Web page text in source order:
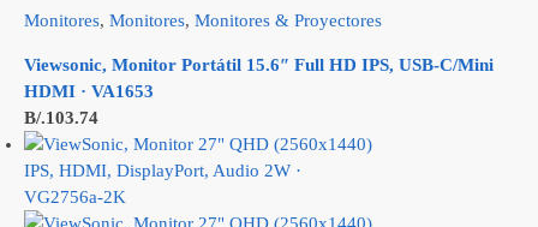
Monitores, Monitores, Monitores & Proyectores
Viewsonic, Monitor Portátil 15.6″ Full HD IPS, USB-C/Mini
HDMI · VA1653
B/.103.74